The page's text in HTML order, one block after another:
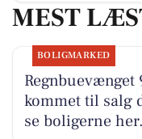
MEST
BOLIGMARKED
kommet til salg
se boligerne her.